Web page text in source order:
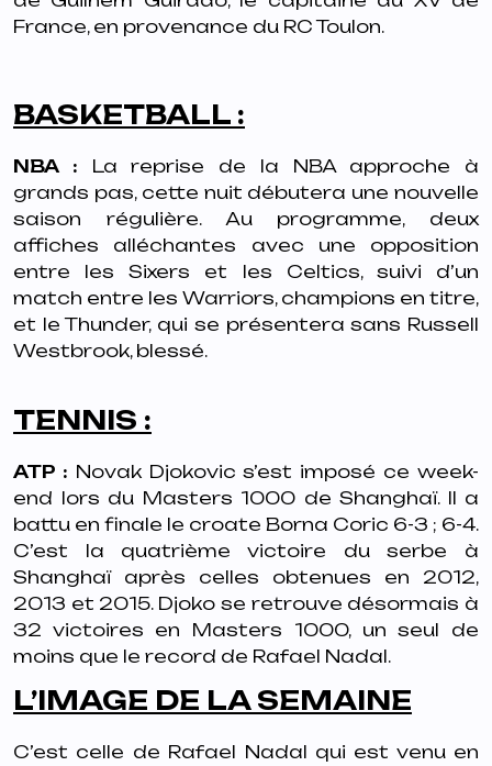
France, en provenance du RC Toulon.
BASKETBALL :
NBA : La reprise de la NBA approche à
grands pas, cette nuit débutera une nouvelle
saison régulière. Au programme, deux
affiches alléchantes avec une opposition
entre les Sixers et les Celtics, suivi d’un
match entre les Warriors, champions en titre,
et le Thunder, qui se présentera sans Russell
Westbrook, blessé.
TENNIS :
ATP : Novak Djokovic s’est imposé ce week-
end lors du Masters 1000 de Shanghaï. Il a
battu en finale le croate Borna Coric 6-3 ; 6-4.
C’est la quatrième victoire du serbe à
Shanghaï après celles obtenues en 2012,
2013 et 2015. Djoko se retrouve désormais à
32 victoires en Masters 1000, un seul de
moins que le record de Rafael Nadal.
L’IMAGE DE LA SEMAINE
C’est celle de Rafael Nadal qui est venu en